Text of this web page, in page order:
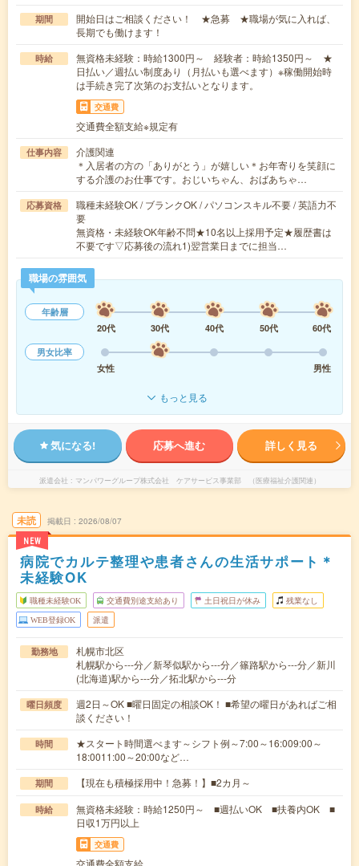
期間
開始日はご相談ください！ ★急募 ★職場が気に入れば、
長期でも働けます！
時給
無資格未経験：時給1300円～ 経験者：時給1350円～ ★
日払い／週払い制度あり（月払いも選べます）※稼働開始時
は手続き完了次第のお支払いとなります。
交通費
交通費全額支給※規定有
仕事内容
介護関連
＊入居者の方の「ありがとう」が嬉しい＊お年寄りを笑顔に
する介護のお仕事です。おじいちゃん、おばあちゃ…
応募資格
職種未経験OK / ブランクOK / パソコンスキル不要 / 英語力不
要
無資格・未経験OK年齢不問★10名以上採用予定★履歴書は
不要です▽応募後の流れ1)翌営業日までに担当…
職場の雰囲気
年齢層
20代
30代 40代 50代
60代
男女比率
女性
男性
もっと見る
気になる! 応募へ進む 詳しく見る
派遣会社 マンパワーグループ株式会社 ケアサービス事業部 （医療福祉介護関連）
未読
NEW
掲載日 2026/08/07
病院でカルテ整理や患者さんの生活サポート＊
未経験OK
職種未経験OK 交通費別途支給あり 土日祝日が休み 残業なし
WEB登録OK 派遣
勤務地
札幌市北区
札幌駅から---分／新琴似駅から---分／篠路駅から---分／新川
(北海道)駅から---分／拓北駅から---分
曜日頻度
週2日～OK ■曜日固定の相談OK！ ■希望の曜日があればご相
談ください！
時間
★スタート時間選べます～シフト例～7:00～16:009:00～
18:0011:00～20:00など…
期間 【現在も積極採用中！急募！】■2カ月～
時給
無資格未経験：時給1250円～ ■週払いOK ■扶養内OK ■
日収1万円以上
交通費
交通費全額支給